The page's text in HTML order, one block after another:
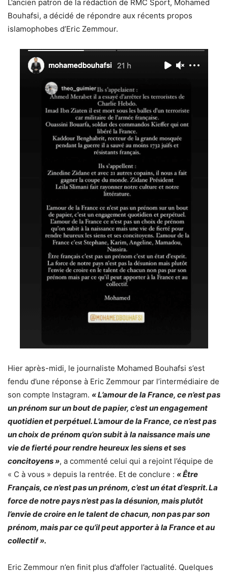
L’ancien patron de la rédaction de RMC Sport, Mohamed
Bouhafsi, a décidé de répondre aux récents propos
islamophobes d’Eric Zemmour.
Hier après-midi, le journaliste Mohamed Bouhafsi s’est
fendu d’une réponse à Eric Zemmour par l’intermédiaire de
son compte Instagram. « L’amour de la France, ce n’est pas
un prénom sur un bout de papier, c’est un engagement
quotidien et perpétuel. L’amour de la France, ce n’est pas
un choix de prénom qu’on subit à la naissance mais une
vie de fierté pour rendre heureux les siens et ses
concitoyens », a commenté celui qui a rejoint l’équipe de
« C à vous » depuis la rentrée. Et de conclure : « Être
Français, ce n’est pas un prénom, c’est un état d’esprit. La
force de notre pays n’est pas la désunion, mais plutôt
l’envie de croire en le talent de chacun, non pas par son
prénom, mais par ce qu’il peut apporter à la France et au
collectif ».
Eric Zemmour n’en finit plus d’affoler l’actualité. Quelques